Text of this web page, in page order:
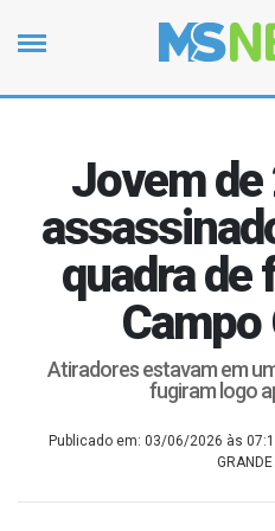
Jovem de
quadra de
Campo
Atiradores estavam em
fugiram logo
Publicado em: 03/06/2026 às